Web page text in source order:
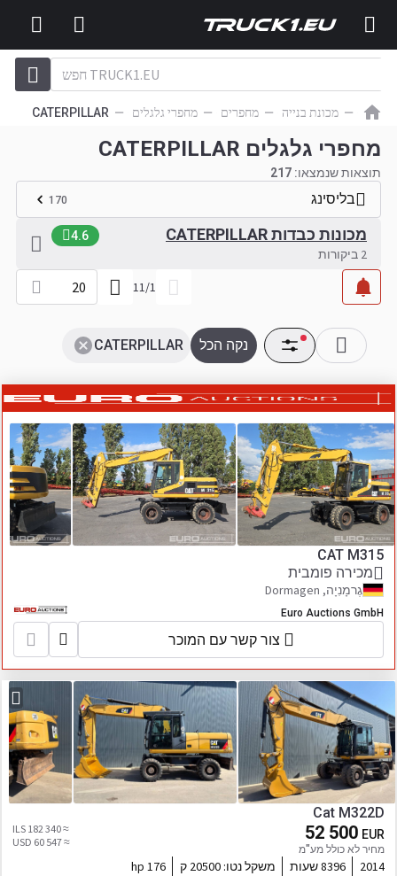
מכונת בנייה מחפרים מחפרי גלגלים CATERPILLAR
מחפרי גלגלים CATERPILLAR
תוצאות שנמצאו: 217
בליסינג 170
מכונות כבדות CATERPILLAR 4.6
2 ביקורות
1
/
11
20
CATERPILLAR נקה הכל
CAT M315
מכירה פומבית
גֶרמָנִיָה, Dormagen
Euro Auctions GmbH
צור קשר עם המוכר
Cat M322D
52 500 EUR
מחיר לא כולל מע"מ
≈ 182 340 ILS
≈ 60 547 USD
2014 8396 שעות משקל נטו: 20500 ק
176 hp